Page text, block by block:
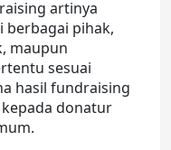
artinya
berbagai pihak,
maupun
sesuai
hasil fundraising
donatur